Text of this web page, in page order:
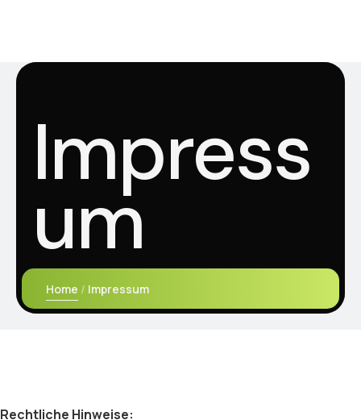
Impress
um
Home Impressum
Rechtliche Hinweise: